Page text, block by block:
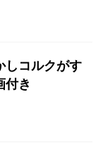
しコルクがす
付き